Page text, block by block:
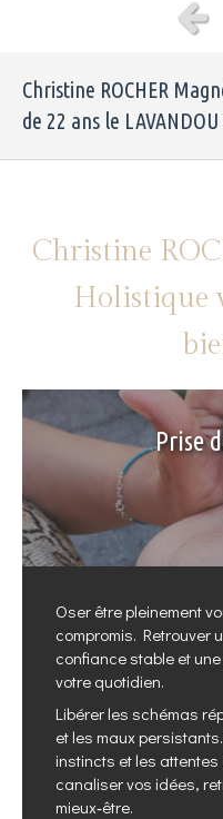
Christine ROCHER
de 22 ans le
Christine
Holistique
Prise
Oser être pleinement
compromis. Retrouver
confiance stable et
votre quotidien.
Libérer les schémas
et les maux
instincts et les
canaliser vos idées,
mieux‑être.